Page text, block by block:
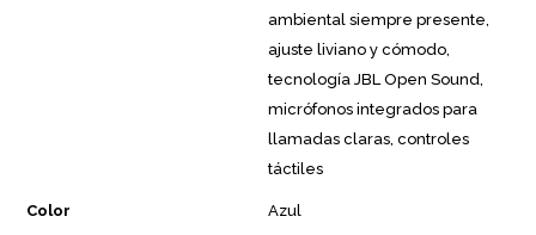
ambiental siempre presente,
ajuste liviano y cómodo,
tecnología JBL Open Sound,
micrófonos integrados para
llamadas claras, controles
táctiles
Color Azul